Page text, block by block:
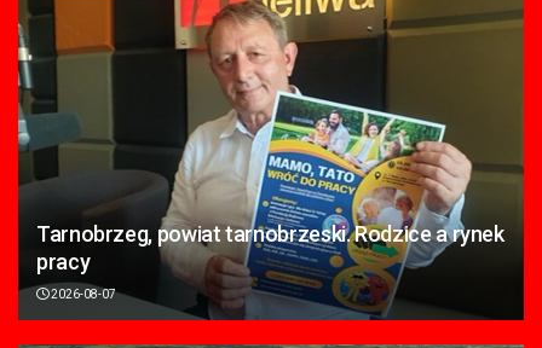
Tarnobrzeg, powiat tarnobrzeski. Rodzice a rynek
pracy
2026-08-07